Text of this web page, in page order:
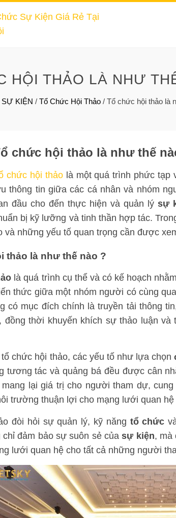
HỘI THẢO LÀ NHƯ
KIỆN / Tổ Chức Hội Thảo / Tổ chức hội thảo là
chức hội thảo là như thế
chức hội thảolà một quá trình phức tạp
thông tin giữa các cá nhân và nhóm
đầu cho đến thực hiện và quản lý sự
bị kỹ lưỡng và tinh thần hợp tác.
và những yếu tố quan trọng cần được
thảo là như thế nào ?
là quá trình cụ thể và có kế hoạch
thức giữa một nhóm người có cùng
có mục đích chính là truyền tải thông
đồng thời khuyến khích sự thảo luận
tổ chức hội thảo, các yếu tố như lựa chọn
tương tác và quảng bá đều được cân
lại giá trị cho người tham dự,
trường thuận lợi cho mạng lưới quan
đòi hỏi sự quản lý, kỹ năng tổ chức
chỉ đảm bảo sự suôn sẻ củasự kiện, mà
lưới quan hệ cho tất cả những người